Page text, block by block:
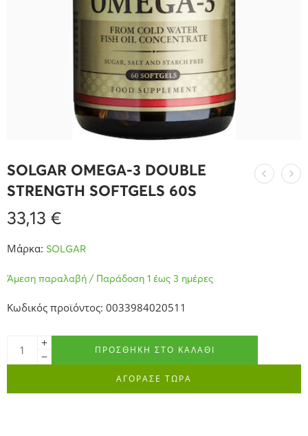
SOLGAR OMEGA-3 DOUBLE
STRENGTH SOFTGELS 60S
33,13 €
Μάρκα: SOLGAR
Άμεση παραλαβή / Παράδοση 1 έως 3 ημέρες
Κωδικός προϊόντος: 0033984020511
ΠΡΟΣΘΉΚΗ ΣΤΟ ΚΑΛΆΘΙ
ΑΓΟΡΑΣΕ ΤΩΡΑ